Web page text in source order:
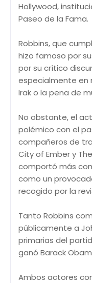
Hollywood,
Paseo de la Fama.
Robbins, que
hizo famoso por
por su crítico
especialmente en
Irak o la pena de
No obstante, el
polémico con el
compañeros de
City of Ember y
comportó más
como un
recogido por la
Tanto Robbins
públicamente a
primarias del
ganó Barack
Ambos actores